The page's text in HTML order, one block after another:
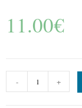
11.00€
- +